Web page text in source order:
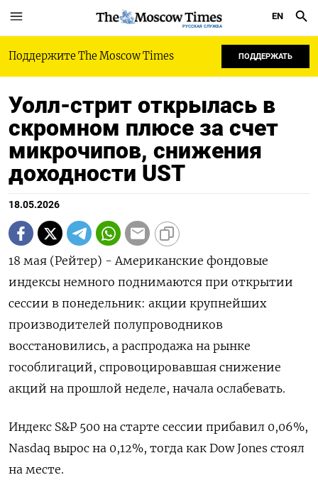
РУССКАЯ СЛУЖБА
EN
Поддержите The Moscow Times ПОДДЕРЖАТЬ
Уолл-стрит открылась в
скромном плюсе за счет
микрочипов, снижения
доходности UST
18.05.2026
18 мая (Рейтер) - Американские фондовые
индексы ‌немного поднимаются при открытии
сессии в ​понедельник: ​акции крупнейших
производителей ​полупроводников
⁠восстановились, ‌а распродажа ‌на рынке
гособлигаций, спровоцировавшая ​снижение
акций ‌на прошлой неделе, ​начала ослабевать.
Индекс ‌S&P 500 на старте сессии ​прибавил ​0,06%,
Nasdaq ‌вырос на ​0,12%, тогда как Dow Jones стоял
на месте.